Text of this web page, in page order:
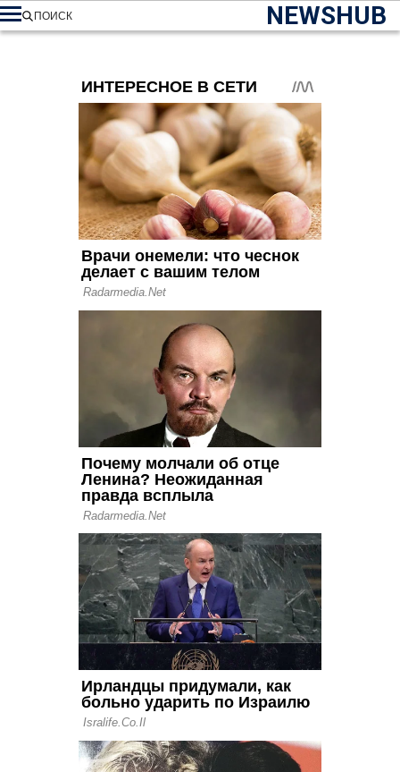
NEWSHUB
ПОИСК